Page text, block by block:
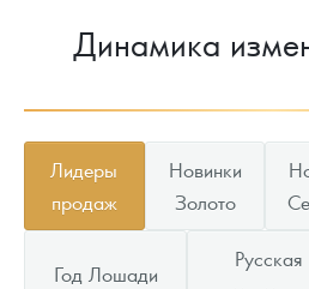
Динамика
Лидеры
продаж
Новинки
Золото
Год Лошади
Русская